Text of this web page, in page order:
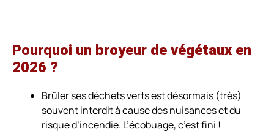
Pourquoi un broyeur de végétaux en
2026 ?
Brûler ses déchets verts est désormais (très)
souvent interdit à cause des nuisances et du
risque d’incendie. L’écobuage, c’est fini !